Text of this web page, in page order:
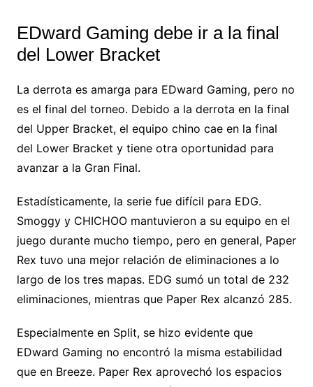
EDward Gaming debe ir a la final
del Lower Bracket
La derrota es amarga para EDward Gaming, pero no
es el final del torneo. Debido a la derrota en la final
del Upper Bracket, el equipo chino cae en la final
del Lower Bracket y tiene otra oportunidad para
avanzar a la Gran Final.
Estadísticamente, la serie fue difícil para EDG.
Smoggy y CHICHOO mantuvieron a su equipo en el
juego durante mucho tiempo, pero en general, Paper
Rex tuvo una mejor relación de eliminaciones a lo
largo de los tres mapas. EDG sumó un total de 232
eliminaciones, mientras que Paper Rex alcanzó 285.
Especialmente en Split, se hizo evidente que
EDward Gaming no encontró la misma estabilidad
que en Breeze. Paper Rex aprovechó los espacios